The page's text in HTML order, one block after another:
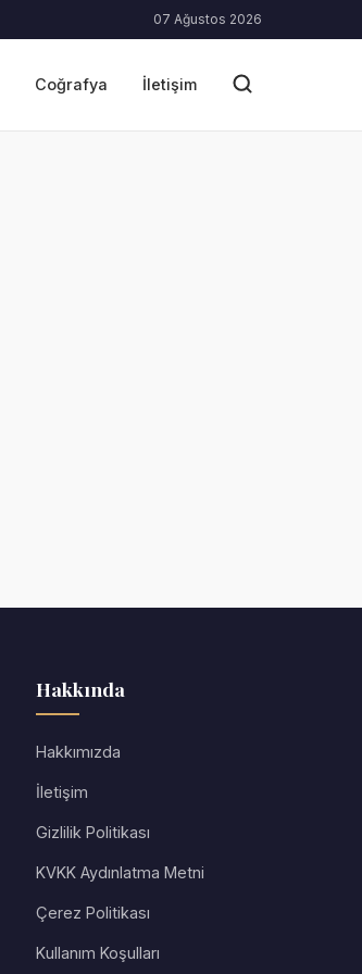
07 Ağustos 2026
Coğrafya İletişim
Hakkında
Hakkımızda
İletişim
Gizlilik Politikası
KVKK Aydınlatma Metni
Çerez Politikası
Kullanım Koşulları